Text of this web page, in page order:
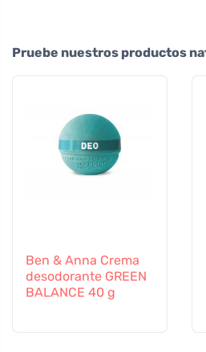
Pruebe nuestros productos
Ben & Anna Crema
desodorante GREEN
BALANCE 40 g